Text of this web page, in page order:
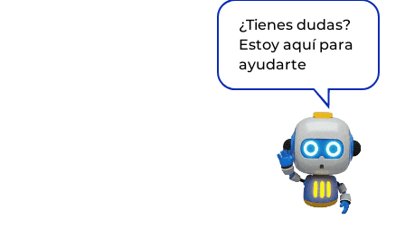
¿Tienes dudas?
Estoy aquí para
ayudarte